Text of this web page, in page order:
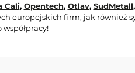
Cali, Opentech, Otlav, SudMetall,
europejskich firm, jak również